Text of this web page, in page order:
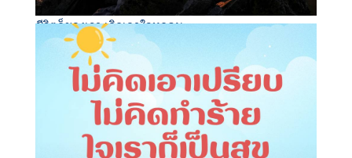
ชีวิตก็ของเรา เลิกเอาใจทุกคน..